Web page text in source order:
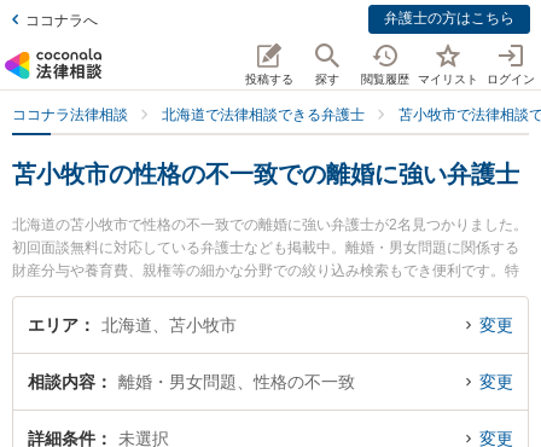
ココナラへ 弁護士の方はこちら
投稿する 探す 閲覧履歴 マイリスト ログイン
ココナラ法律相談 北海道で法律相談できる弁護士 苫小牧市で法律相談
苫小牧市の性格の不一致での離婚に強い弁護士
北海道の苫小牧市で性格の不一致での離婚に強い弁護士が2名見つかりました。
初回面談無料に対応している弁護士なども掲載中。離婚・男女問題に関係する
財産分与や養育費、親権等の細かな分野での絞り込み検索もでき便利です。特
にむらやま法律事務所の邨山 達哉弁護士やむらやま法律事務所の小田 康夫弁護
士のプロフィール情報や弁護士費用、強みなどが注目されています。『苫小牧
護士を検索したい』『初回相談無料で性格の不一致での離婚を法律相談できる
苫小牧市内の弁護士に相談予約したい』などでお困りの相談者さんにおすすめ
です。
エリア 北海道、苫小牧市 変更
相談内容 離婚・男女問題、性格の不一致 変更
詳細条件 未選択 変更